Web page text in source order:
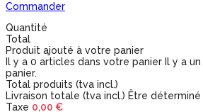
Commander
Quantité
Total
Produit ajouté à votre panier
Il y a 0 articles dans votre panier Il y a
panier.
Total produits (tva incl.)
Livraison totale (tva incl.) Être déterminé
Taxe 0,00 €